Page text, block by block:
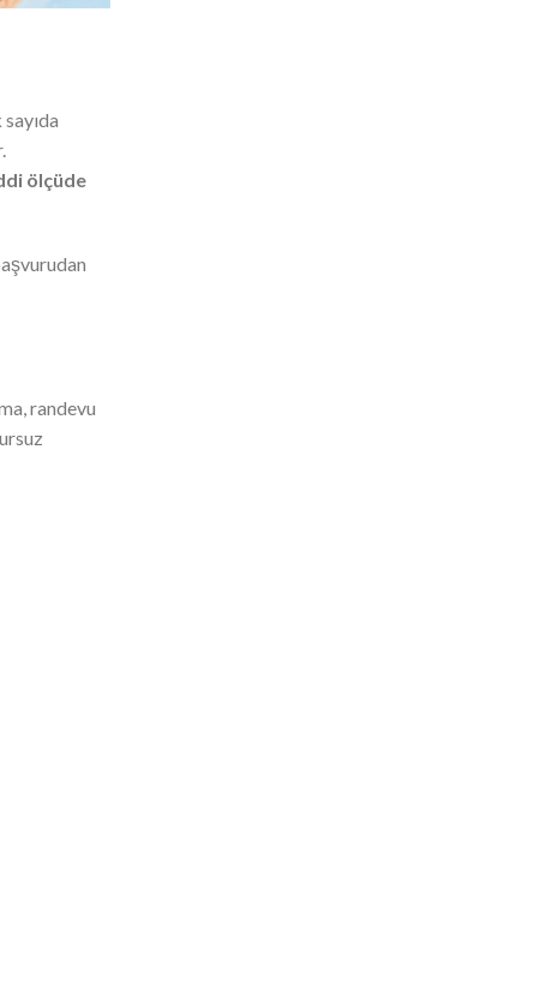
ölçüde
randevu